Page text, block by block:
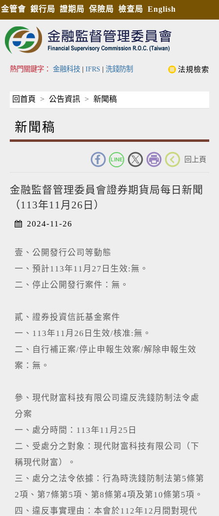
金管會 銀行局 證期局 保險局 檢查局 English
熱門關鍵字： 金融科技 | IFRS | 洗錢防制 法規檢索
回首頁 公告資訊 新聞稿
新聞稿
回上頁
金融監督管理委員會證券期貨局每日新聞
（113年11月26日）
2024-11-26
壹、公開發行公司等動態
一、預計113年11月27日生效:無。
二、停止公開發行案件：無。
貳、證券投資信託基金案件
一、113年11月26日生效/核准:無。
二、自行補正案/停止申報生效案/解除申報生效
案：無。
參、現代財富科技有限公司違反洗錢防制法令處
分案
一、處分時間：113年11月25日
二、受處分之對象：現代財富科技有限公司（下
稱現代財富）。
三、處分之法令依據：行為時洗錢防制法第5條第
2項、第7條第5項、第8條第4項及第10條第5項。
四、違反事實理由：本會於112年12月間對現代